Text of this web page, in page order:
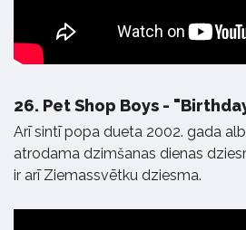
26. Pet Shop Boys -
Arī sintī popa dueta 2002. gada
atrodama dzimšanas dienas
ir arī Ziemassvētku dziesma.